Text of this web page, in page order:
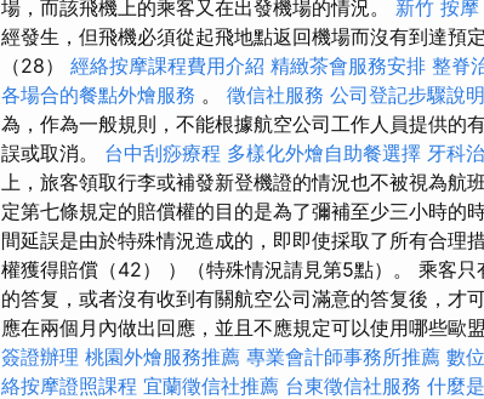
場，而該飛機上的乘客又在出發機場的情況。 新竹 按摩
經發生，但飛機必須從起飛地點返回機場而沒有到達預
（28） 經絡按摩課程費用介紹 精緻茶會服務安排 整脊
各場合的餐點外燴服務 。 徵信社服務 公司登記步驟說明
為，作為一般規則，不能根據航空公司工作人員提供的
誤或取消。 台中刮痧療程 多樣化外燴自助餐選擇 牙科
上，旅客領取行李或補發新登機證的情況也不被視為航
定第七條規定的賠償權的目的是為了彌補至少三小時的
間延誤是由於特殊情況造成的，即即使採取了所有合理
權獲得賠償（42） ）（特殊情況請見第5點）。 乘客
的答复，或者沒有收到有關航空公司滿意的答复後，才
應在兩個月內做出回應，並且不應規定可以使用哪些歐
簽證辦理 桃園外燴服務推薦 專業會計師事務所推薦 數
絡按摩證照課程 宜蘭徵信社推薦 台東徵信社服務 什麼